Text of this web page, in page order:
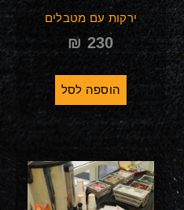
ירקות עם מטבלים
₪ 230
הוספה לסל